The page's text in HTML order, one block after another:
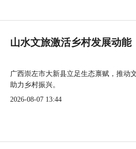
山水文旅激活乡村发展动能
广西崇左市大新县立足生态禀赋，推动
助力乡村振兴。
2026-08-07 13:44